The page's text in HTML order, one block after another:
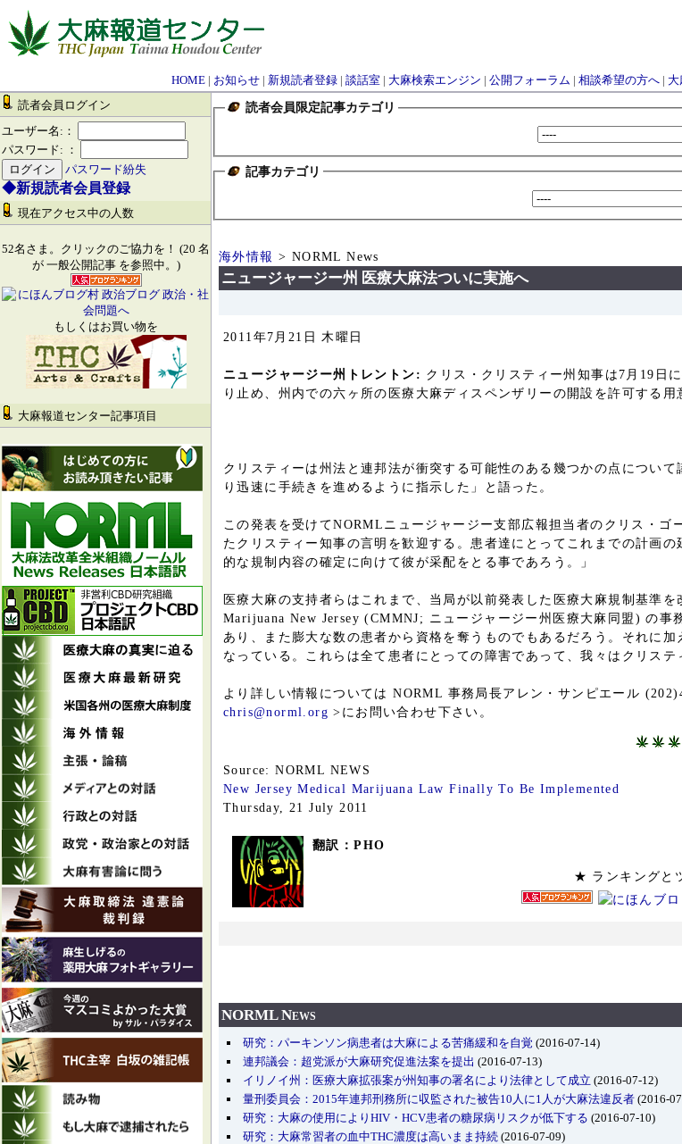
HOME| お知らせ| 新規読者登録| 談話室| 大麻検索エンジン | 公開フォーラム | 相談希望の方へ|
読者会員ログイン
ユーザー名:：
パスワード: ：
パスワード紛失
◆新規読者会員登録
現在アクセス中の人数
52名さま。クリックのご協力を！ (20 名
が 一般公開記事 を参照中。)
もしくはお買い物を
大麻報道センター記事項目
読者会員限定記事カテゴリ
記事カテゴリ
海外情報 > NORML News
ニュージャージー州 医療大麻法ついに実施へ
2011年7月21日 木曜日
ニュージャージー州トレントン: クリス・クリスティー州知事は7月19日
り止め、州内での六ヶ所の医療大麻ディスペンザリーの開設を許可する用
クリスティーは州法と連邦法が衝突する可能性のある幾つかの点につい
り迅速に手続きを進めるように指示した」と語った。
この発表を受けてNORMLニュージャージー支部広報担当者のクリス・
たクリスティー知事の言明を歓迎する。患者達にとってこれまでの計画
的な規制内容の確定に向けて彼が采配をとる事であろう。」
医療大麻の支持者らはこれまで、当局が以前発表した医療大麻規制基
Marijuana New Jersey (CMMNJ; ニュージャージー州医療大麻同盟) の
あり、また膨大な数の患者から資格を奪うものでもあるだろう。それに
なっている。これらは全て患者にとっての障害であって、我々はクリステ
より詳しい情報については NORML 事務局長アレン・サンピエール
chris@norml.org >にお問い合わせ下さい。
Source: NORML NEWS
New Jersey Medical Marijuana Law Finally To Be Implemented
Thursday, 21 July 2011
翻訳：PHO
★ ランキング
NORML News
研究：パーキンソン病患者は大麻による苦痛緩和を自覚 (2016-07-14)
連邦議会：超党派が大麻研究促進法案を提出 (2016-07-13)
イリノイ州：医療大麻拡張案が州知事の署名により法律として成立 (2016-07-12)
量刑委員会：2015年連邦刑務所に収監された被告10人に1人が大麻法違反者 (2016-
研究：大麻の使用によりHIV・HCV患者の糖尿病リスクが低下する (2016-07-10)
研究：大麻常習者の血中THC濃度は高いまま持続 (2016-07-09)